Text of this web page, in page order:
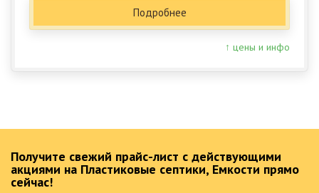
Подробнее
↑ цены и инфо
Получите свежий прайс-лист с действующими
акциями на Пластиковые септики, Емкости прямо
сейчас!